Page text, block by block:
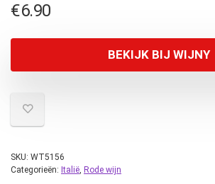
€6.90
BEKIJK BIJ WIJNY
SKU: WT5156
Categorieën: Italië, Rode wijn